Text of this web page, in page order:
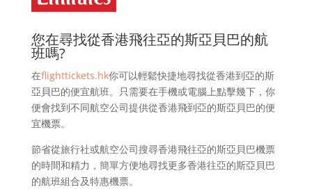
您在尋找從香港飛往亞的斯亞貝巴的航
班嗎?
在flighttickets.hk你可以輕鬆快捷地尋找從香港到亞的斯
亞貝巴的便宜航班。只需要在手機或電腦上點擊幾下，你
便會找到不同航空公司提供從香港飛到亞的斯亞貝巴的便
宜機票。
節省從旅行社或航空公司搜尋香港飛往亞的斯亞貝巴機票
的時間和精力，簡單方便地尋找更多香港往亞的斯亞貝巴
的航班組合及特惠機票。